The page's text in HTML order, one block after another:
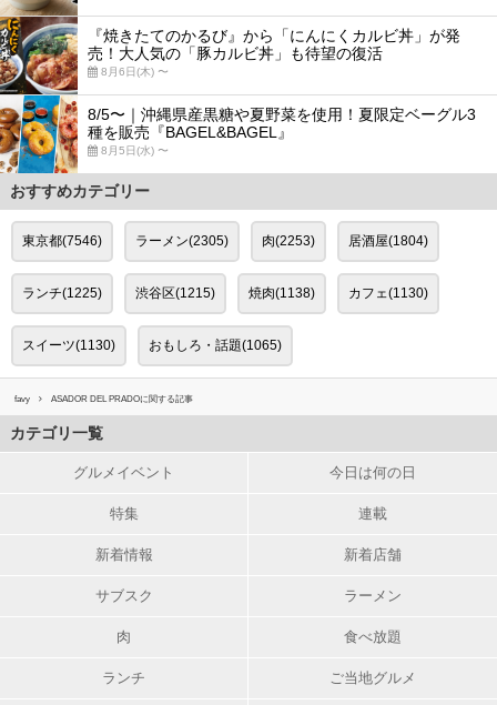
『焼きたてのかるび』から「にんにくカルビ丼」が発
売！大人気の「豚カルビ丼」も待望の復活
8月6日(木) 〜
8/5〜｜沖縄県産黒糖や夏野菜を使用！夏限定ベーグル3
種を販売『BAGEL&BAGEL』
8月5日(水) 〜
おすすめカテゴリー
東京都(7546) ラーメン(2305) 肉(2253) 居酒屋(1804)
ランチ(1225) 渋谷区(1215) 焼肉(1138) カフェ(1130)
スイーツ(1130) おもしろ・話題(1065)
favy ASADOR DEL PRADOに関する記事
カテゴリ一覧
グルメイベント 今日は何の日
特集 連載
新着情報 新着店舗
サブスク ラーメン
肉 食べ放題
ランチ ご当地グルメ